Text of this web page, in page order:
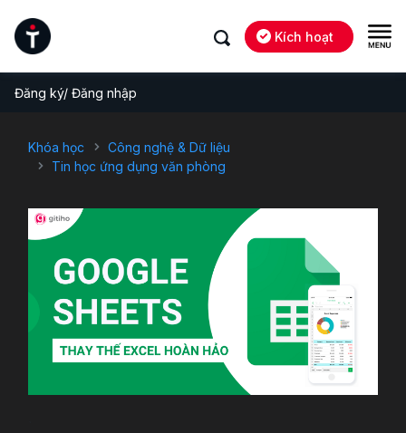
Kích hoạt
Đăng ký/ Đăng nhập
Khóa học
Công nghệ & Dữ liệu
Tin học ứng dụng văn phòng